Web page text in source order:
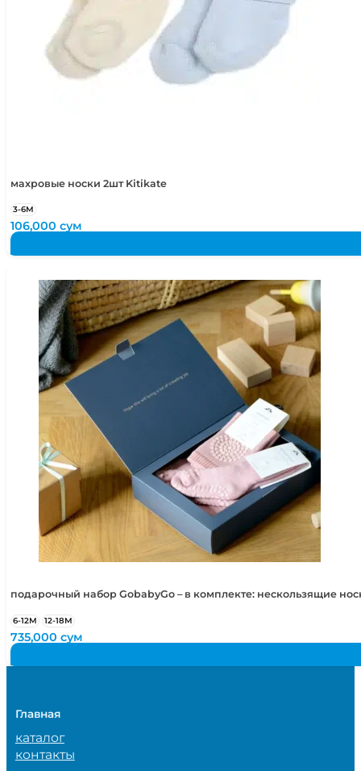
махровые носки 2шт Kitikate
3-6М
106,000сум
подарочный набор GobabyGo – в комплекте: нескользящие
6-12М 12-18М
735,000сум
Главная
каталог
контакты